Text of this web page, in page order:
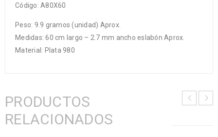
Código: A80X60
Peso: 9.9 gramos (unidad) Aprox.
Medidas: 60 cm largo – 2.7 mm ancho eslabón Aprox.
Material: Plata 980
PRODUCTOS
RELACIONADOS